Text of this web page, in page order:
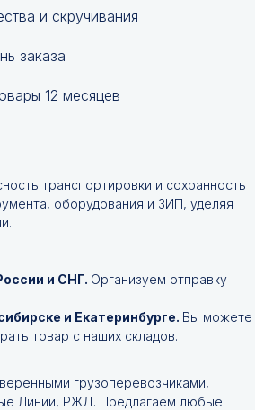
и скручивания
заказа
12 месяцев
транспортировки и сохранность
оборудования и ЗИП, уделяя
и СНГ. Организуем отправку
и Екатеринбурге. Вы можете
товар с наших складов.
грузоперевозчиками,
Линии, РЖД. Предлагаем любые